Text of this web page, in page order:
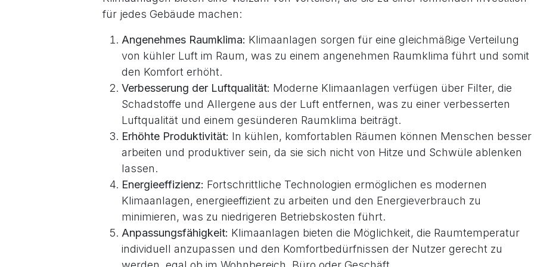
für jedes Gebäude machen:
Angenehmes Raumklima: Klimaanlagen sorgen für eine gleichmäßige Verteilung
von kühler Luft im Raum, was zu einem angenehmen Raumklima führt und somit
den Komfort erhöht.
Verbesserung der Luftqualität: Moderne Klimaanlagen verfügen über Filter, die
Schadstoffe und Allergene aus der Luft entfernen, was zu einer verbesserten
Luftqualität und einem gesünderen Raumklima beiträgt.
Erhöhte Produktivität: In kühlen, komfortablen Räumen können Menschen besser
arbeiten und produktiver sein, da sie sich nicht von Hitze und Schwüle ablenken
lassen.
Energieeffizienz: Fortschrittliche Technologien ermöglichen es modernen
Klimaanlagen, energieeffizient zu arbeiten und den Energieverbrauch zu
minimieren, was zu niedrigeren Betriebskosten führt.
Anpassungsfähigkeit: Klimaanlagen bieten die Möglichkeit, die Raumtemperatur
individuell anzupassen und den Komfortbedürfnissen der Nutzer gerecht zu